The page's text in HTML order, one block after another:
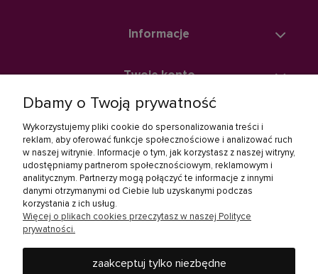
Informacje
Twoje konto
Linki społecznościowe
Dbamy o Twoją prywatność
Wykorzystujemy pliki cookie do spersonalizowania treści i
reklam, aby oferować funkcje społecznościowe i analizować ruch
w naszej witrynie. Informacje o tym, jak korzystasz z naszej witryny,
udostępniamy partnerom społecznościowym, reklamowym i
analitycznym. Partnerzy mogą połączyć te informacje z innymi
danymi otrzymanymi od Ciebie lub uzyskanymi podczas
korzystania z ich usług.
Więcej o plikach cookies przeczytasz w naszej Polityce
prywatności.
zaakceptuj tylko niezbędne